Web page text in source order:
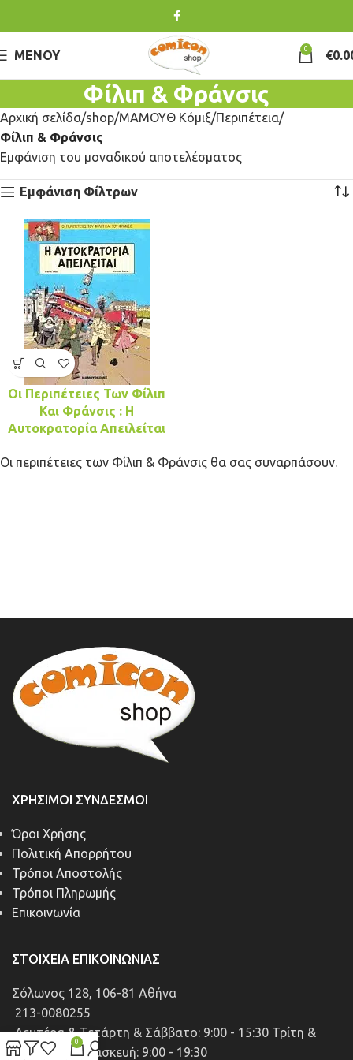
ΜΕΝΟΎ 0 €
Φίλιπ & Φράνσις
Αρχική σελίδα shop ΜΑΜΟΥΘ Κόμιξ Περιπέτεια
Φίλιπ & Φράνσις
Εμφάνιση του μοναδικού αποτελέσματος
Εμφάνιση Φίλτρων
Οι Περιπέτειες Των Φίλιπ
Και Φράνσις : Η
Αυτοκρατορία Απειλείται
Οι περιπέτειες των Φίλιπ & Φράνσις θα σας συναρπάσουν.
ΧΡΉΣΙΜΟΙ ΣΎΝΔΕΣΜΟΙ
Όροι Χρήσης
Πολιτική Απορρήτου
Τρόποι Αποστολής
Τρόποι Πληρωμής
Επικοινωνία
ΣΤΟΙΧΕΊΑ ΕΠΙΚΟΙΝΩΝΊΑΣ
Σόλωνος 128, 106-81 Αθήνα
213-0080255
Δευτέρα & Τετάρτη & Σάββατο: 9:00 - 15:30 Τρίτη &
Πέμπτη & Παρασκευή: 9:00 - 19:30
0